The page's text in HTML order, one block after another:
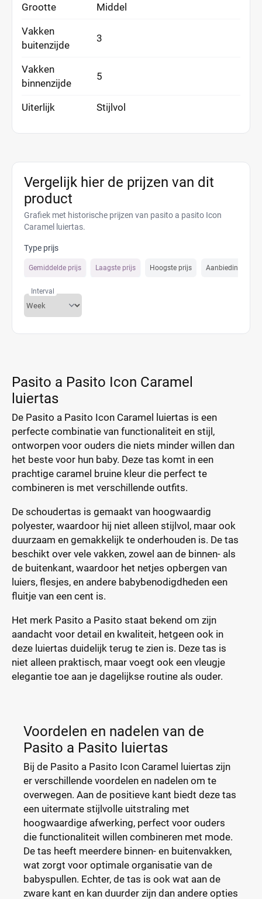
Grootte Middel
Vakken
buitenzijde
3
Vakken
binnenzijde
5
Uiterlijk Stijlvol
Vergelijk hier de prijzen van dit
product
Grafiek met historische prijzen van pasito a pasito Icon
Caramel luiertas.
Type prijs
Gemiddelde prijs Laagste prijs Hoogste prijs Aanbiedings prijs
Interval
Pasito a Pasito Icon Caramel
luiertas
De Pasito a Pasito Icon Caramel luiertas is een
perfecte combinatie van functionaliteit en stijl,
ontworpen voor ouders die niets minder willen dan
het beste voor hun baby. Deze tas komt in een
prachtige caramel bruine kleur die perfect te
combineren is met verschillende outfits.
De schoudertas is gemaakt van hoogwaardig
polyester, waardoor hij niet alleen stijlvol, maar ook
duurzaam en gemakkelijk te onderhouden is. De tas
beschikt over vele vakken, zowel aan de binnen- als
de buitenkant, waardoor het netjes opbergen van
luiers, flesjes, en andere babybenodigdheden een
fluitje van een cent is.
Het merk Pasito a Pasito staat bekend om zijn
aandacht voor detail en kwaliteit, hetgeen ook in
deze luiertas duidelijk terug te zien is. Deze tas is
niet alleen praktisch, maar voegt ook een vleugje
elegantie toe aan je dagelijkse routine als ouder.
Voordelen en nadelen van de
Pasito a Pasito luiertas
Bij de Pasito a Pasito Icon Caramel luiertas zijn
er verschillende voordelen en nadelen om te
overwegen. Aan de positieve kant biedt deze tas
een uitermate stijlvolle uitstraling met
hoogwaardige afwerking, perfect voor ouders
die functionaliteit willen combineren met mode.
De tas heeft meerdere binnen- en buitenvakken,
wat zorgt voor optimale organisatie van de
babyspullen. Echter, de tas is ook wat aan de
zware kant en kan duurder zijn dan andere opties